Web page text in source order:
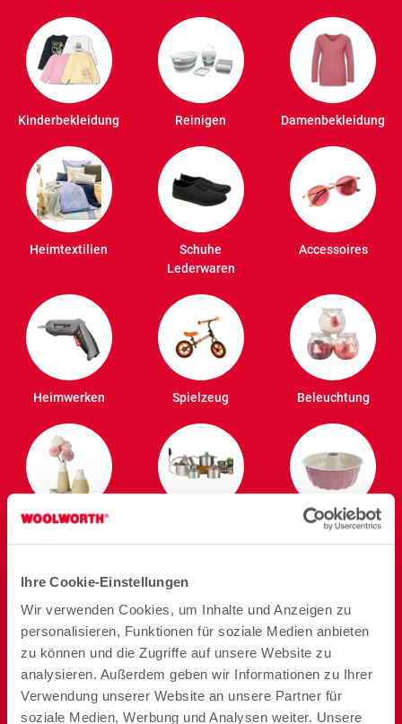
Ihre Cookie-Einstellungen
Wir verwenden Cookies, um Inhalte und Anzeigen zu
personalisieren, Funktionen für soziale Medien anbieten
zu können und die Zugriffe auf unsere Website zu
analysieren. Außerdem geben wir Informationen zu Ihrer
Verwendung unserer Website an unsere Partner für
soziale Medien, Werbung und Analysen weiter. Unsere
Kinderbekleidung Reinigen Damenbekleidung
Heimtextilien
Schuhe
Lederwaren
Accessoires
Heimwerken Spielzeug Beleuchtung
Deko Backen
Ordnung und
Vorrat
Speisen Badezimmer